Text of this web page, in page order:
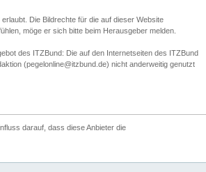
Die Bildrechte für die auf dieser Website
möge er sich bitte beim Herausgeber melden.
des ITZBund: Die auf den Internetseiten des ITZBund
(pegelonline@itzbund.de) nicht anderweitig genutzt
darauf, dass diese Anbieter die